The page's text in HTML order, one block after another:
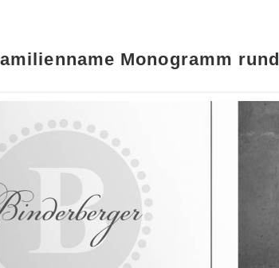
Monogramm rund